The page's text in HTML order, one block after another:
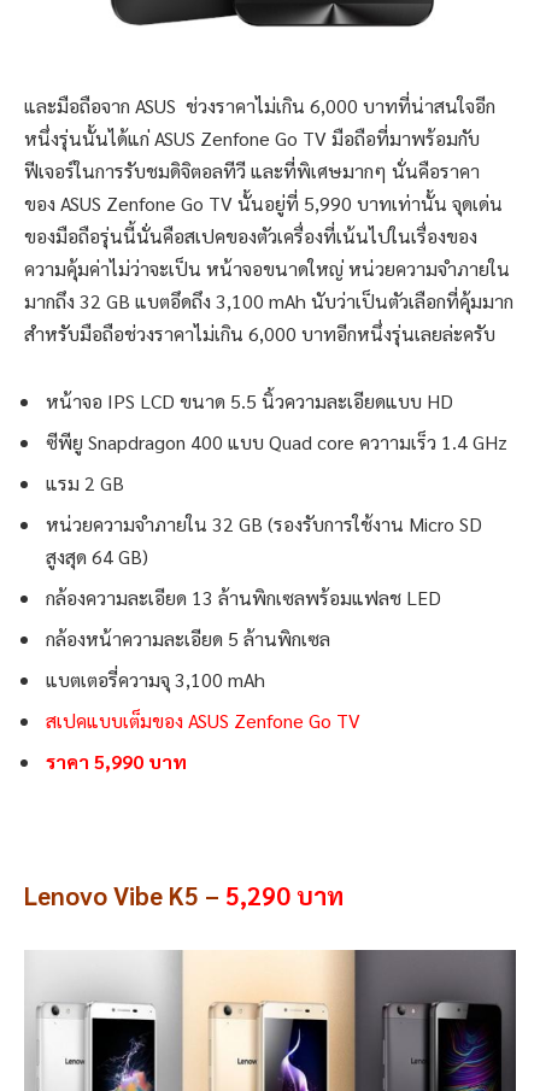
และมือถือจาก ASUS ช่วงราคาไม่เกิน 6,000 บาทที่น่าสนใจอีก
หนึ่งรุ่นนั้นได้แก่ ASUS Zenfone Go TV มือถือที่มาพร้อมกับ
ฟีเจอร์ในการรับชมดิจิตอลทีวี และที่พิเศษมากๆ นั่นคือราคา
ของ ASUS Zenfone Go TV นั้นอยู่ที่ 5,990 บาทเท่านั้น จุดเด่น
ของมือถือรุ่นนี้นั่นคือสเปคของตัวเครื่องที่เน้นไปในเรื่องของ
ความคุ้มค่าไม่ว่าจะเป็น หน้าจอขนาดใหญ่ หน่วยความจำภายใน
มากถึง 32 GB แบตอึดถึง 3,100 mAh นับว่าเป็นตัวเลือกที่คุ้มมาก
สำหรับมือถือช่วงราคาไม่เกิน 6,000 บาทอีกหนึ่งรุ่นเลยล่ะครับ
หน้าจอ IPS LCD ขนาด 5.5 นิ้วความละเอียดแบบ HD
ซีพียู Snapdragon 400 แบบ Quad core ควาามเร็ว 1.4 GHz
แรม 2 GB
หน่วยความจำภายใน 32 GB (รองรับการใช้งาน Micro SD
สูงสุด 64 GB)
กล้องความละเอียด 13 ล้านพิกเซลพร้อมแฟลช LED
กล้องหน้าความละเอียด 5 ล้านพิกเซล
แบตเตอรี่ความจุ 3,100 mAh
สเปคแบบเต็มของ ASUS Zenfone Go TV
ราคา 5,990 บาท
Lenovo Vibe K5 – 5,290 บาท